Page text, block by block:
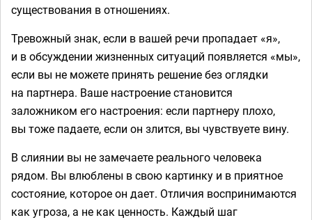
существования в отношениях.
Тревожный знак, если в вашей речи пропадает «я»,
и в обсуждении жизненных ситуаций появляется «мы»,
если вы не можете принять решение без оглядки
на партнера. Ваше настроение становится
заложником его настроения: если партнеру плохо,
вы тоже падаете, если он злится, вы чувствуете вину.
В слиянии вы не замечаете реального человека
рядом. Вы влюблены в свою картинку и в приятное
состояние, которое он дает. Отличия воспринимаются
как угроза, а не как ценность. Каждый шаг